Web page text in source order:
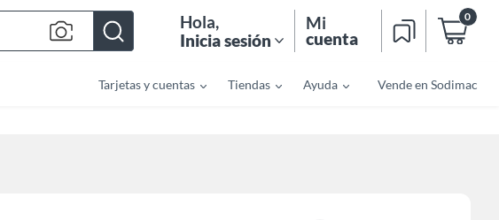
Hola,
Inicia sesión
Mi
cuenta
0
Tarjetas y cuentas Tiendas Ayuda Vende en Sodimac